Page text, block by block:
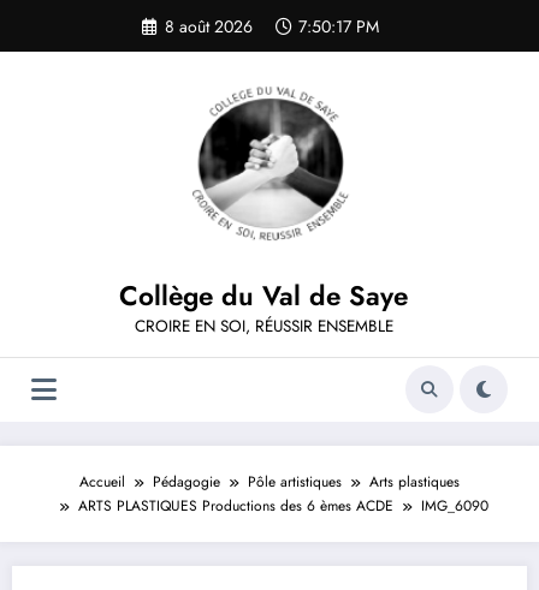
contenu
8 août 2026 7:50:17 PM
Collège du Val de Saye
CROIRE EN SOI, RÉUSSIR ENSEMBLE
Accueil Pédagogie Pôle artistiques
Arts plastiques
ARTS PLASTIQUES Productions des 6 èmes ACDE
IMG_6090